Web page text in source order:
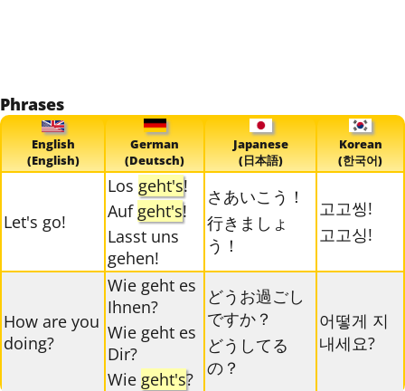
Phrases
English
(English)
German
(Deutsch)
Japanese
(日本語)
Korean
(한국어)
Let's go!
Los geht's!
Auf geht's!
Lasst uns
gehen!
さあいこう！
行きましょ
う！
고고씽!
고고싱!
How are you
doing?
Wie geht es
Ihnen?
Wie geht es
Dir?
Wie geht's?
どうお過ごし
ですか？
どうしてる
の？
어떻게 지
내세요?